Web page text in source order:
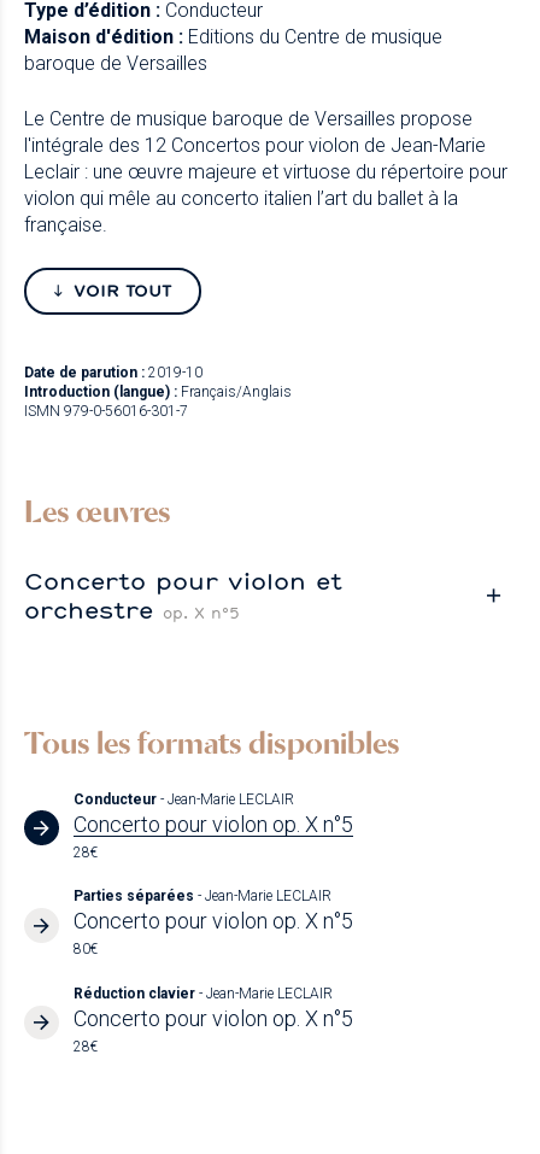
Type d’édition : Conducteur
Maison d'édition : Editions du Centre de musique
baroque de Versailles
Le Centre de musique baroque de Versailles propose
l'intégrale des 12 Concertos pour violon de Jean-Marie
Leclair : une œuvre majeure et virtuose du répertoire pour
violon qui mêle au concerto italien l’art du ballet à la
française.
VOIR TOUT
Date de parution : 2019-10
Introduction (langue) : Français/Anglais
ISMN 979-0-56016-301-7
Les œuvres
Concerto pour violon et
orchestre op. X n°5
Tous les formats disponibles
Conducteur - Jean-Marie LECLAIR
Concerto pour violon op. X n°5
28€
Parties séparées - Jean-Marie LECLAIR
Concerto pour violon op. X n°5
80€
Réduction clavier - Jean-Marie LECLAIR
Concerto pour violon op. X n°5
28€